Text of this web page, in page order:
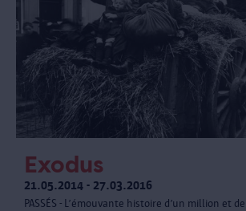
Exodus
21.05.2014 - 27.03.2016
PASSÉS - L’émouvante histoire d’un million et